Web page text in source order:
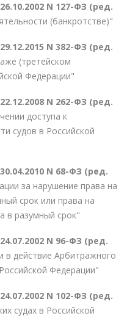
N 127-ФЗ (ред.
(банкротстве)"
N 382-ФЗ (ред.
(третейском
Федерации"
N 262-ФЗ (ред.
доступа к
судов в Российской
N 68-ФЗ (ред.
за нарушение права на
срок или права на
в разумный срок"
N 96-ФЗ (ред.
в действие Арбитражного
Федерации"
N 102-ФЗ (ред.
судах в Российской